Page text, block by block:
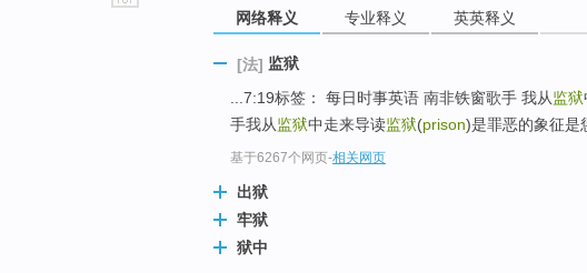
网络释义 专业释义 英英释义
[法] 监狱
...7:19标签： 每日时事英语 南非铁窗歌手 我从监狱
手我从监狱中走来导读监狱(prison)是罪恶的象征是
基于6267个网页-相关网页
出狱
牢狱
狱中